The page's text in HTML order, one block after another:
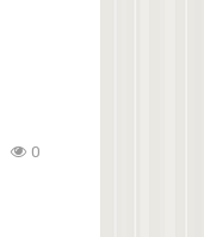
0